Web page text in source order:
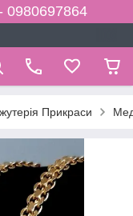
0980697864
Прикраси